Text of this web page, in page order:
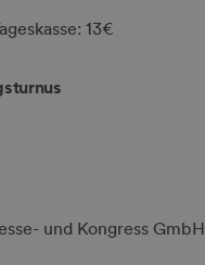
13€
und Kongress GmbH